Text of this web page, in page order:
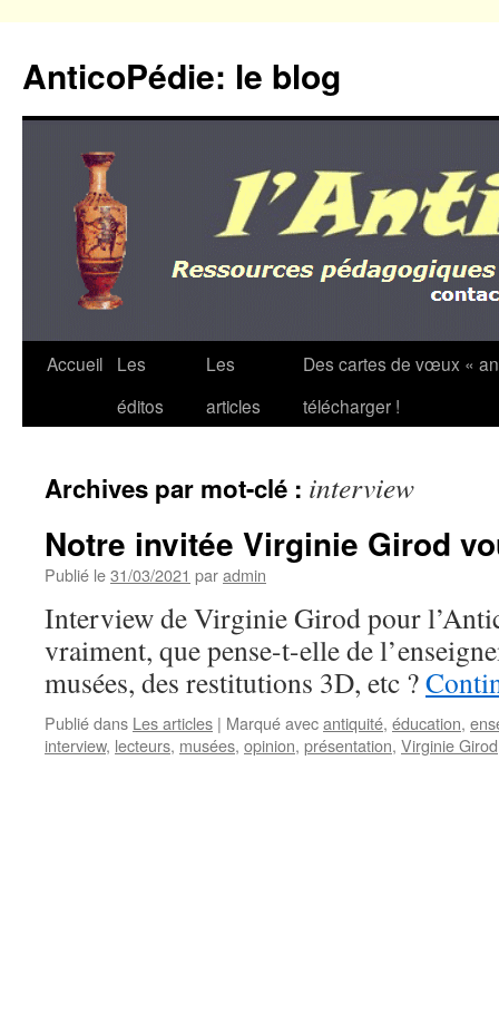
contenu
AnticoPédie: le blog
Accueil
Les
éditos
Les
articles
Des cartes de vœux «
télécharger !
Archives par mot-clé : interview
Notre invitée Virginie Girod
Publié le31/03/2021 paradmin
Interview de Virginie Girod pour
vraiment, que pense-t-elle de
musées, des restitutions 3D, etc ?
Publié dans Les articles | Marqué avecantiquité, éducation,
interview, lecteurs, musées, opinion, présentation, Virginie Girod